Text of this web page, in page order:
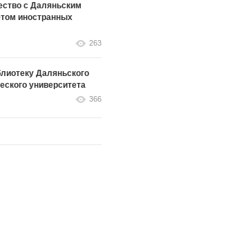
с Даляньским
иностранных
263
Даляньского
университета
366